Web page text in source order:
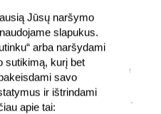
Jūsų naršymo
slapukus.
arba naršydami
sutikimą, kurį bet
savo
ir ištrindami
apie tai:
be jokių papildomų
terminų.
vertės mokėjimus, kurie
kitą mėnesį po pirkimo.